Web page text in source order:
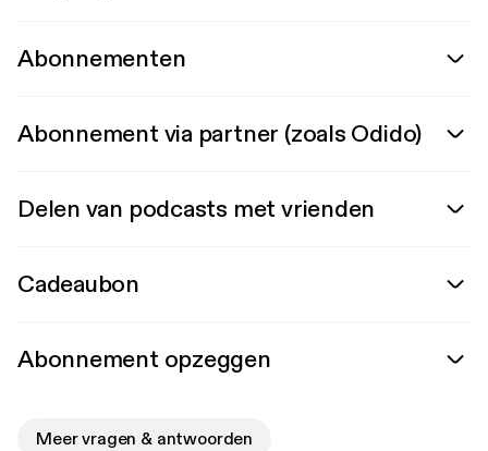
Abonnementen
Abonnement via partner (zoals Odido)
Delen van podcasts met vrienden
Cadeaubon
Abonnement opzeggen
Meer vragen & antwoorden